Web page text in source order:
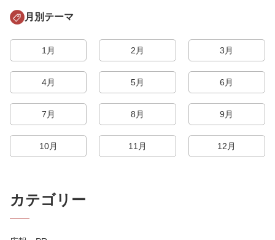
月別テーマ
1月 2月 3月
4月 5月 6月
7月 8月 9月
10月 11月 12月
カテゴリー